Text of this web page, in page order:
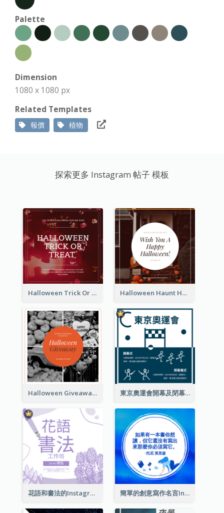
Palette
Dimension
1080 x 1080 px
Related Templates
報價 植物
探索更多 Instagram 帖子 模板
Halloween Trick Or Treat Instagram Post Halloween Haunt House Instagram Post
Halloween Giveaway Instagram Post 東京奧運會開幕及閉幕式Instagram帖子
花語和書法的Instagram帖子 簡單的創意寫作名言Instagram帖子